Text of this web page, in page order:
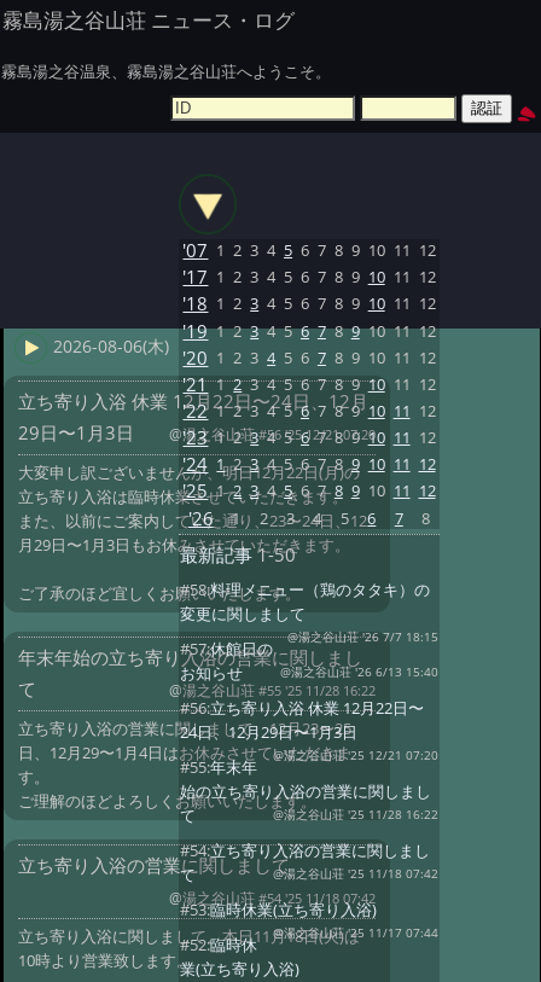
霧島湯之谷山荘 ニュース・ログ
霧島湯之谷温泉、霧島湯之谷山荘へようこそ。
2026-08-06(木)
立ち寄り入浴 休業 12月22日〜24日、12月
29日〜1月3日
@湯之谷山荘#56 '25 12/21 07:20
大変申し訳ございませんが、明日12月22日(月)の
立ち寄り入浴は臨時休業させていただきます。
また、以前にご案内していた通り、23〜24日、12
月29日〜1月3日もお休みさせていただきます。
ご了承のほど宜しくお願いいたします。
年末年始の立ち寄り入浴の営業に関しまし
て
@湯之谷山荘 #55 '25 11/28 16:22
立ち寄り入浴の営業に関しまして、12月23〜25
日、12月29〜1月4日はお休みさせていただきま
す。
ご理解のほどよろしくお願いいたします。
立ち寄り入浴の営業に関しまして
@湯之谷山荘 #54 '25 11/18 07:42
立ち寄り入浴に関しまして、本日11月18日(火)は
10時より営業致します。
'07 1 2 3 4 5 6 7 8 9 10 11 12
'17 1 2 3 4 5 6 7 8 9 10 11 12
'18 1 2 3 4 5 6 7 8 9 10 11 12
'19 1 2 3 4 5 6 7 8 9 10 11 12
'20 1 2 3 4 5 6 7 8 9 10 11 12
'21 1 2 3 4 5 6 7 8 9 10 11 12
'22 1 2 3 4 5 6 7 8 9 10 11 12
'23 1 2 3 4 5 6 7 8 9 10 11 12
'24 1 2 3 4 5 6 7 8 9 10 11 12
'25 1 2 3 4 5 6 7 8 9 10 11 12
'26 1 2 3 4 5 6 7 8
最新記事1-50
#58:料理メニュー（鶏のタタキ）の
変更に関しまして
@湯之谷山荘 '26 7/7 18:15
#57:休館日の
お知らせ
@湯之谷山荘 '26 6/13 15:40
#56:立ち寄り入浴 休業 12月22日〜
24日、12月29日〜1月3日
@湯之谷山荘 '25 12/21 07:20
#55:年末年
始の立ち寄り入浴の営業に関しまし
て
@湯之谷山荘 '25 11/28 16:22
#54:立ち寄り入浴の営業に関しまし
て
@湯之谷山荘 '25 11/18 07:42
#53:臨時休業(立ち寄り入浴)
@湯之谷山荘 '25 11/17 07:44
#52:臨時休
業(立ち寄り入浴)